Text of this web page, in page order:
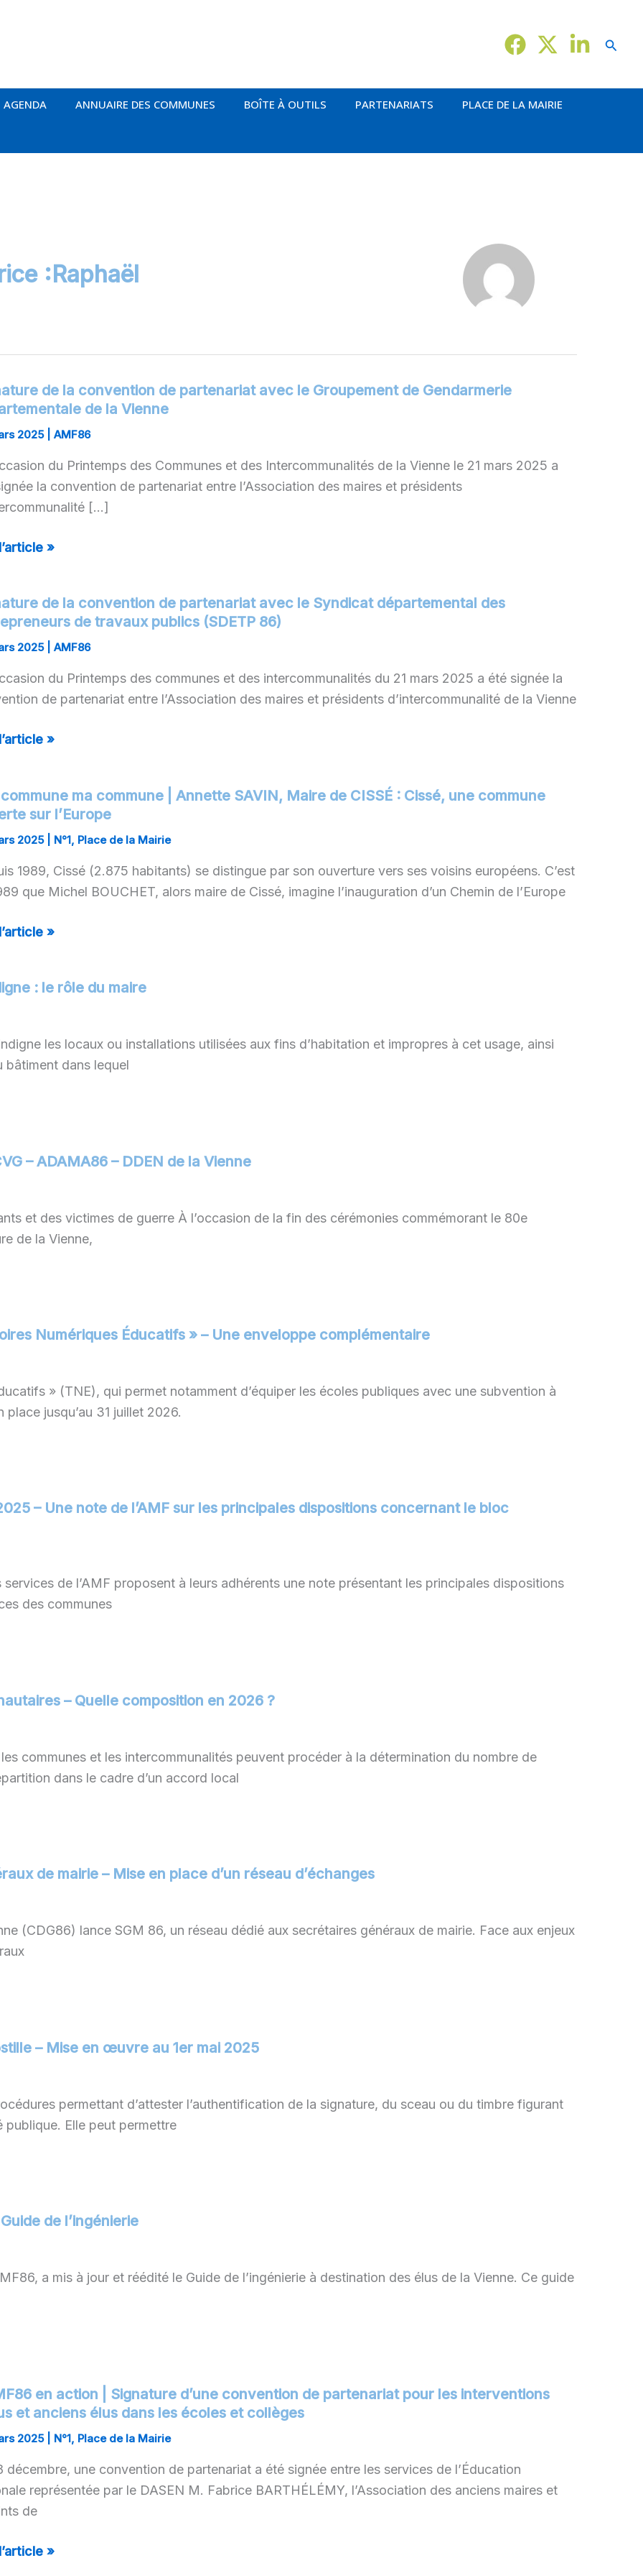
AGENDA ANNUAIRE DES COMMUNES BOÎTE À OUTILS PARTENARIATS PLACE DE LA MAIRIE
:Raphaël
de la convention de partenariat avec le Groupement de Gendarmerie
de la Vienne
2025 AMF86
du Printemps des Communes et des Intercommunalités de la Vienne le 21 mars 2025 a
la convention de partenariat entre l’Association des maires et présidents
[…]
»
de la convention de partenariat avec le Syndicat départemental des
de travaux publics (SDETP 86)
2025 AMF86
du Printemps des communes et des intercommunalités du 21 mars 2025 a été signée la
de partenariat entre l’Association des maires et présidents d’intercommunalité de la Vienne
»
ma commune | Annette SAVIN, Maire de CISSÉ : Cissé, une commune
sur l’Europe
2025 N°1, Place de la Mairie
1989, Cissé (2.875 habitants) se distingue par son ouverture vers ses voisins européens. C’est
que Michel BOUCHET, alors maire de Cissé, imagine l’inauguration d’un Chemin de l’Europe
»
: le rôle du maire
les locaux ou installations utilisées aux fins d’habitation et impropres à cet usage, ainsi
bâtiment dans lequel
– ADAMA86 – DDEN de la Vienne
et des victimes de guerre À l’occasion de la fin des cérémonies commémorant le 80e
de la Vienne,
Numériques Éducatifs » – Une enveloppe complémentaire
» (TNE), qui permet notamment d’équiper les écoles publiques avec une subvention à
jusqu’au 31 juillet 2026.
– Une note de l’AMF sur les principales dispositions concernant le bloc
de l’AMF proposent à leurs adhérents une note présentant les principales dispositions
des communes
– Quelle composition en 2026 ?
communes et les intercommunalités peuvent procéder à la détermination du nombre de
dans le cadre d’un accord local
de mairie – Mise en place d’un réseau d’échanges
(CDG86) lance SGM 86, un réseau dédié aux secrétaires généraux de mairie. Face aux enjeux
– Mise en œuvre au 1er mai 2025
permettant d’attester l’authentification de la signature, du sceau ou du timbre figurant
publique. Elle peut permettre
de l’ingénierie
a mis à jour et réédité le Guide de l’ingénierie à destination des élus de la Vienne. Ce guide
en action | Signature d’une convention de partenariat pour les interventions
et anciens élus dans les écoles et collèges
2025 N°1, Place de la Mairie
décembre, une convention de partenariat a été signée entre les services de l’Éducation
représentée par le DASEN M. Fabrice BARTHÉLÉMY, l’Association des anciens maires et
de
»